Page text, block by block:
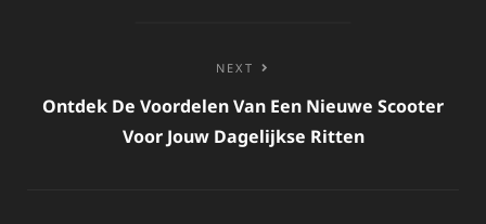
NEXT
Ontdek De Voordelen Van Een Nieuwe Scooter
Voor Jouw Dagelijkse Ritten